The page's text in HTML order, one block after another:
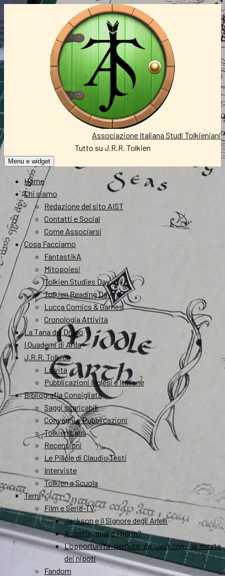
al
contenuto
Associazione Italiana Studi Tolkieniani
Tutto su J.R.R. Tolkien
Menu e widget
Home
Chi siamo
Redazione del sito AIST
Contatti e Social
Come Associarsi
Cosa Facciamo
FantastikA
Mitopoiesi
Tolkien Studies Day
Tolkien Reading Day
Lucca Comics & Games
Cronologia Attività
La Tana del Drago
I Quaderni di Arda
J.R.R. Tolkien
La vita
Pubblicazioni Inglesi e Italiane
Bibliografia Consigliata
Saggi scaricabili
Convegni e Pubblicazioni
Tolkien Labs
Recensioni
Le Pillole di Claudio Testi
Interviste
Tolkien a Scuola
Temi
Film e Serie-TV
Jackson e il Signore degli Anelli
Aspetta, qual è Thorin?
L’opportunità perduta da Jackson: la morte
dei nipoti
Fandom